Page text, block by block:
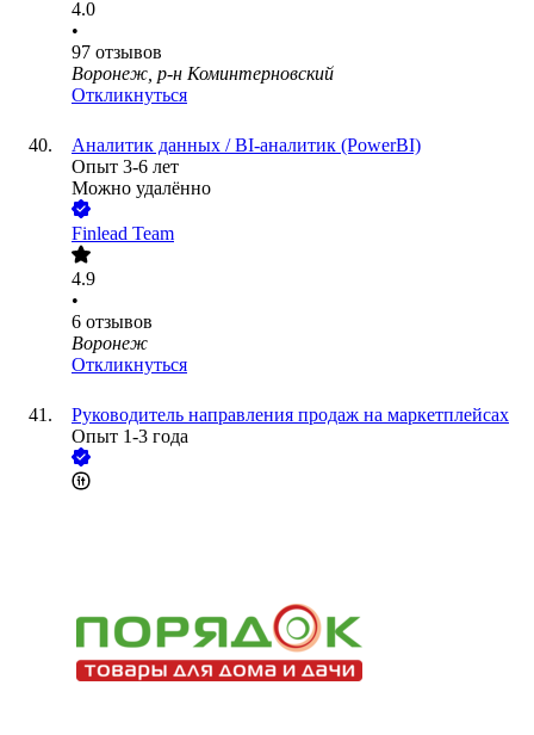
4.0
•
97 отзывов
Воронеж, р-н Коминтерновский
Откликнуться
Аналитик данных / BI-аналитик (PowerBI)
Опыт 3-6 лет
Можно удалённо
Finlead Team
4.9
•
6 отзывов
Воронеж
Откликнуться
Руководитель направления продаж на маркетплейсах
Опыт 1-3 года